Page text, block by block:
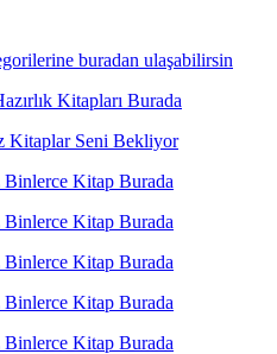
buradan ulaşabilirsin
Kitapları Burada
Kitaplar Seni Bekliyor
Kitap Burada
Kitap Burada
Kitap Burada
Kitap Burada
Kitap Burada